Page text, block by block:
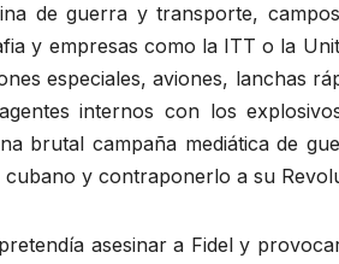
de guerra y transporte,
y empresas como la ITT o la
especiales, aviones, lanchas
internos con los
brutal campaña mediática de
y contraponerlo a su
asesinar a Fidel y